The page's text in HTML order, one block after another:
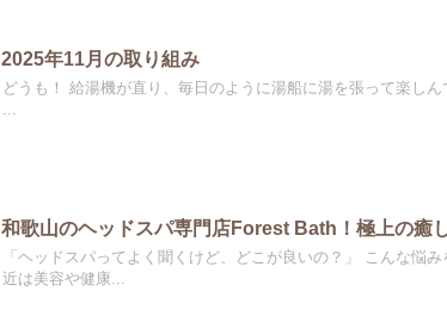
2025年11月の取り組み
どうも！ 給湯機が直り、毎日のように湯船に湯を張って楽し
...
和歌山のヘッドスパ専門店Forest Bath！極上の癒
「ヘッドスパってよく聞くけど、どこが良いの？」 こんな悩
近は美容や健康...